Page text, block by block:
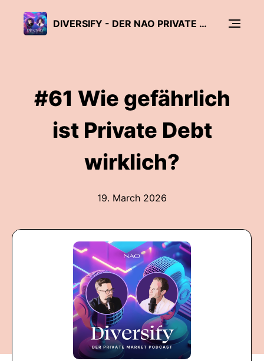
DIVERSIFY - DER NAO PRIVATE MARKET PODCAST
#61 Wie gefährlich
ist Private Debt
wirklich?
19. March 2026